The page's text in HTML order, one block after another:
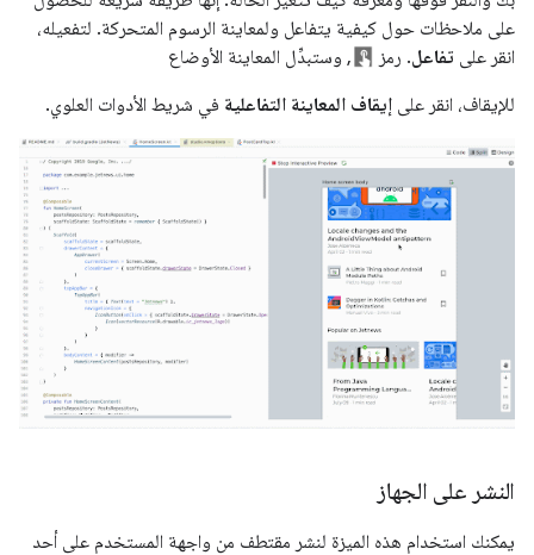
على ملاحظات حول كيفية يتفاعل ولمعاينة الرسوم المتحركة. لتفعيله،
انقر على تفاعل. رمز
, وستبدِّل المعاينة الأوضاع
للإيقاف، انقر على إيقاف المعاينة التفاعلية في شريط الأدوات العلوي.
النشر على الجهاز
يمكنك استخدام هذه الميزة لنشر مقتطف من واجهة المستخدم على أحد